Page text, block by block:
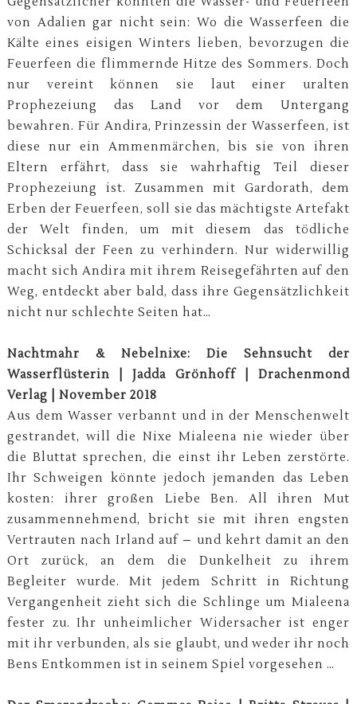
von Adalien gar nicht sein: Wo die Wasserfeen die
Kälte eines eisigen Winters lieben, bevorzugen die
Feuerfeen die flimmernde Hitze des Sommers. Doch
nur vereint können sie laut einer uralten
Prophezeiung das Land vor dem Untergang
bewahren. Für Andira, Prinzessin der Wasserfeen, ist
diese nur ein Ammenmärchen, bis sie von ihren
Eltern erfährt, dass sie wahrhaftig Teil dieser
Prophezeiung ist. Zusammen mit Gardorath, dem
Erben der Feuerfeen, soll sie das mächtigste Artefakt
der Welt finden, um mit diesem das tödliche
Schicksal der Feen zu verhindern. Nur widerwillig
macht sich Andira mit ihrem Reisegefährten auf den
Weg, entdeckt aber bald, dass ihre Gegensätzlichkeit
nicht nur schlechte Seiten hat…
Nachtmahr & Nebelnixe: Die Sehnsucht der
Wasserflüsterin | Jadda Grönhoff | Drachenmond
Verlag | November 2018
Aus dem Wasser verbannt und in der Menschenwelt
gestrandet, will die Nixe Mialeena nie wieder über
die Bluttat sprechen, die einst ihr Leben zerstörte.
Ihr Schweigen könnte jedoch jemanden das Leben
kosten: ihrer großen Liebe Ben. All ihren Mut
zusammennehmend, bricht sie mit ihren engsten
Vertrauten nach Irland auf – und kehrt damit an den
Ort zurück, an dem die Dunkelheit zu ihrem
Begleiter wurde. Mit jedem Schritt in Richtung
Vergangenheit zieht sich die Schlinge um Mialeena
fester zu. Ihr unheimlicher Widersacher ist enger
mit ihr verbunden, als sie glaubt, und weder ihr noch
Bens Entkommen ist in seinem Spiel vorgesehen …